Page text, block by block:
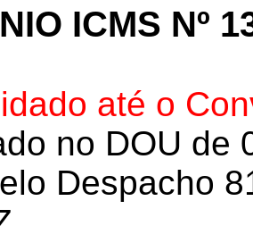
ICMS Nº
até o
no DOU de
Despacho